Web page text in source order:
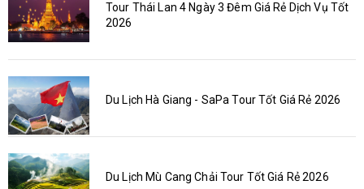
Tour Thái Lan 4 Ngày 3 Đêm Giá Rẻ Dịch Vụ Tốt
2026
Du Lịch Hà Giang - SaPa Tour Tốt Giá Rẻ 2026
Du Lịch Mù Cang Chải Tour Tốt Giá Rẻ 2026